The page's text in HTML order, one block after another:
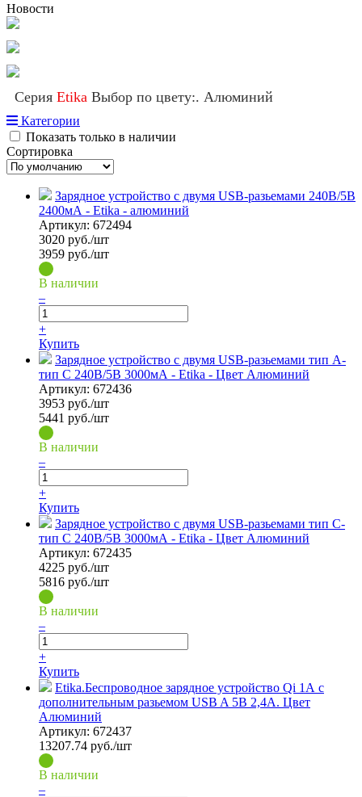
Новости
Серия Etika Выбор по цвету:. Алюминий
Категории
Показать только в наличии
Сортировка
Зарядное устройство с двумя USB-разьемами 240В/5В
2400мА - Etika - алюминий
Артикул: 672494
3020 руб./шт
3959 руб./шт
В наличии
–
+
Купить
Зарядное устройство с двумя USB-разьемами тип A-
тип С 240В/5В 3000мА - Etika - Цвет Алюминий
Артикул: 672436
3953 руб./шт
5441 руб./шт
В наличии
–
+
Купить
Зарядное устройство с двумя USB-разьемами тип C-
тип С 240В/5В 3000мА - Etika - Цвет Алюминий
Артикул: 672435
4225 руб./шт
5816 руб./шт
В наличии
–
+
Купить
Etika.Беспроводное зарядное устройство Qi 1А с
дополнительным разьемом USB A 5В 2,4А. Цвет
Алюминий
Артикул: 672437
13207.74 руб./шт
В наличии
–